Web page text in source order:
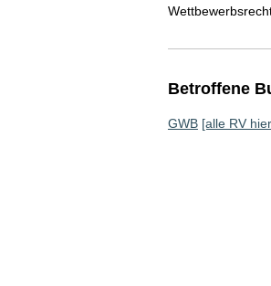
Betroffene
GWB [alle RV